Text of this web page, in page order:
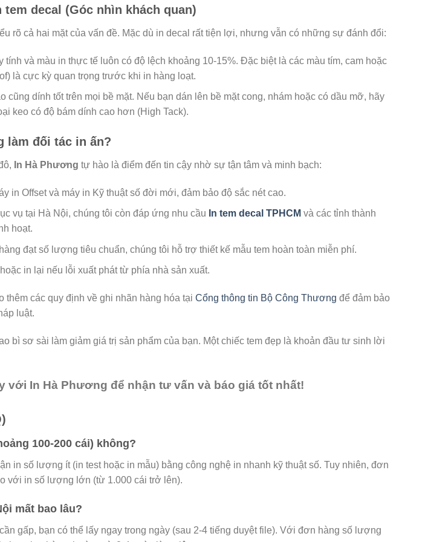
decal (Góc nhìn khách quan)
rõ cả hai mặt của vấn đề. Mặc dù in decal rất tiện lợi, nhưng vẫn có những sự đánh đổi:
tính và màu in thực tế luôn có độ lệch khoảng 10-15%. Đặc biệt là các màu tím, cam hoặc
là cực kỳ quan trọng trước khi in hàng loạt.
cũng dính tốt trên mọi bề mặt. Nếu bạn dán lên bề mặt cong, nhám hoặc có dầu mỡ, hãy
keo có độ bám dính cao hơn (High Tack).
làm đối tác in ấn?
In Hà Phương tự hào là điểm đến tin cậy nhờ sự tận tâm và minh bạch:
in Offset và máy in Kỹ thuật số đời mới, đảm bảo độ sắc nét cao.
vụ tại Hà Nội, chúng tôi còn đáp ứng nhu cầu In tem decal TPHCM và các tỉnh thành
hoạt.
đạt số lượng tiêu chuẩn, chúng tôi hỗ trợ thiết kế mẫu tem hoàn toàn miễn phí.
in lại nếu lỗi xuất phát từ phía nhà sản xuất.
thêm các quy định về ghi nhãn hàng hóa tại Cổng thông tin Bộ Công Thương để đảm bảo
luật.
bì sơ sài làm giảm giá trị sản phẩm của bạn. Một chiếc tem đẹp là khoản đầu tư sinh lời
với In Hà Phương để nhận tư vấn và báo giá tốt nhất!
100-200 cái) không?
in số lượng ít (in test hoặc in mẫu) bằng công nghệ in nhanh kỹ thuật số. Tuy nhiên, đơn
với in số lượng lớn (từ 1.000 cái trở lên).
mất bao lâu?
gấp, bạn có thể lấy ngay trong ngày (sau 2-4 tiếng duyệt file). Với đơn hàng số lượng